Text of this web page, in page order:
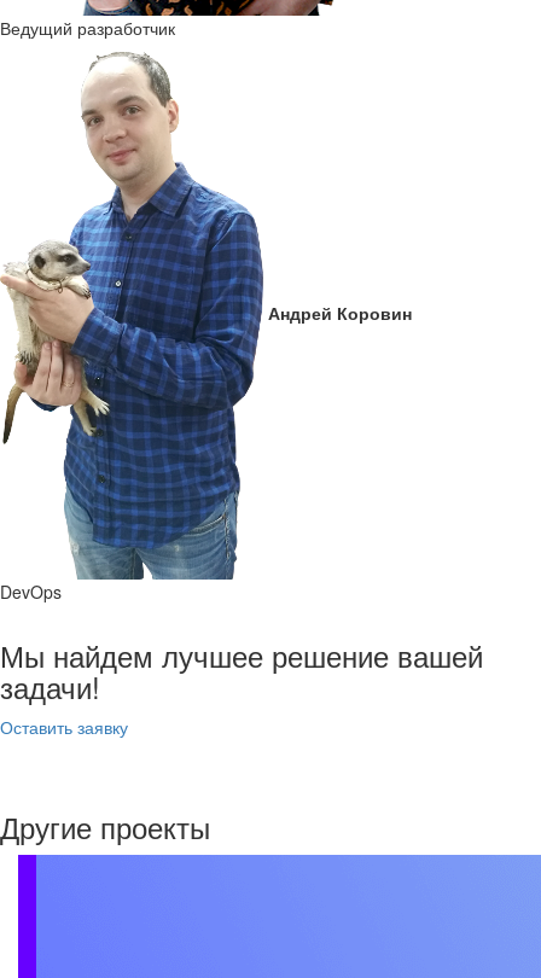
Ведущий разработчик
Андрей Коровин
DevOps
Мы найдем лучшее решение вашей
задачи!
Оставить заявку
Другие проекты